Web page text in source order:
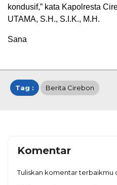
kondusif,” kata Kapolresta
UTAMA, S.H., S.I.K., M.H.
Sana
Tag : Berita Cirebon
Komentar
Tuliskan komentar terbaikmu